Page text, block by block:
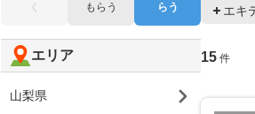
エキ
15 件
く
もらう
らう
エリア
山梨県